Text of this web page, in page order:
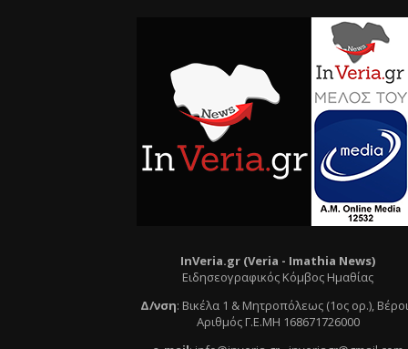
InVeria.gr (Veria - Ιmathia News)
Ειδησεογραφικός Κόμβος Ημαθίας
Δ/νση: Βικέλα 1 & Μητροπόλεως (1ος ορ.),
Αριθμός Γ.Ε.ΜΗ 168671726000